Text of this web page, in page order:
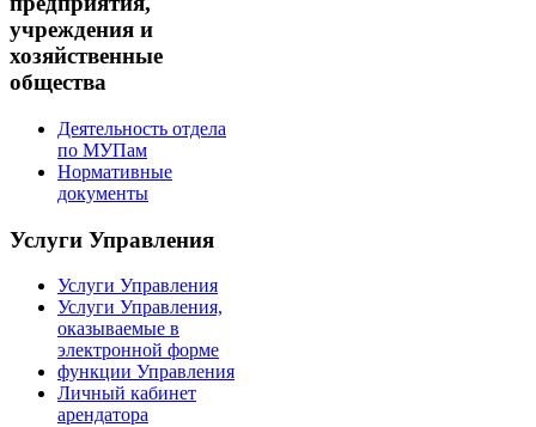
учреждения и
хозяйственные
общества
Деятельность отдела
по МУПам
Нормативные
документы
Услуги Управления
Услуги Управления
Услуги Управления,
оказываемые в
электронной форме
функции Управления
Личный кабинет
арендатора